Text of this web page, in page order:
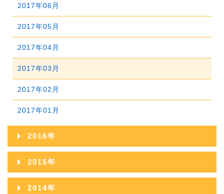
2021年01月
2020年02月
2020年01月
2019年03月
2019年02月
2019年01月
2017年06月
2017年05月
2017年04月
2017年03月
2017年02月
2017年01月
2016年
2016年12月
2016年11月
2015年
2015年12月
2014年